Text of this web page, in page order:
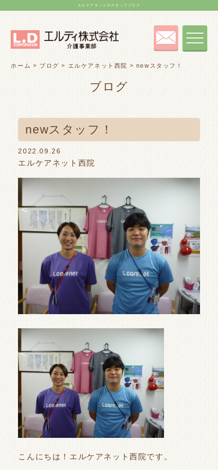
エルケアネットのスタッフブログ
toggle
ホーム > ブログ > エルケアネット西院 > newスタッフ！
ブログ
newスタッフ！
2022.09.26
エルケアネット西院
こんにちは！エルケアネット西院です。